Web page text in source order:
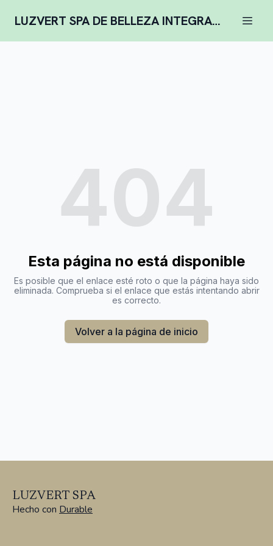
LUZVERT SPA DE BELLEZA INTEGRAL COMPLENTARIA
404
Esta página no está disponible
Es posible que el enlace esté roto o que la página haya sido
eliminada. Comprueba si el enlace que estás intentando abrir
es correcto.
Volver a la página de inicio
LUZVERT SPA
Hecho con Durable